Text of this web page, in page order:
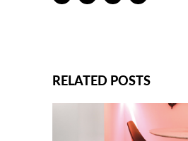
RELATED POSTS